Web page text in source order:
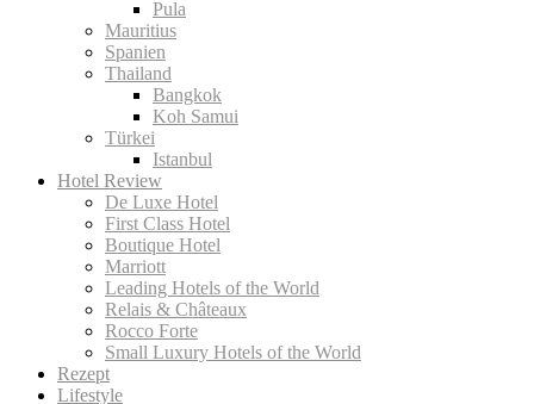
Pula
Mauritius
Spanien
Thailand
Bangkok
Koh Samui
Türkei
Istanbul
Hotel Review
De Luxe Hotel
First Class Hotel
Boutique Hotel
Marriott
Leading Hotels of the World
Relais & Châteaux
Rocco Forte
Small Luxury Hotels of the World
Rezept
Lifestyle